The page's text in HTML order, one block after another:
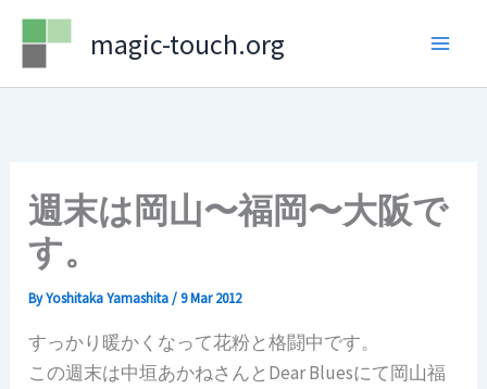
Skip
content
magic-touch.org
週末は岡山〜福岡〜大阪で
す。
ByYoshitaka Yamashita/9 Mar 2012
すっかり暖かくなって花粉と格闘中です。
この週末は中垣あかねさんとDear Bluesにて岡山福